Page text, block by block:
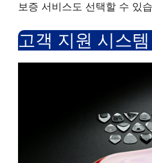
보증 서비스도 선택할 수 있
고객 지원 시스